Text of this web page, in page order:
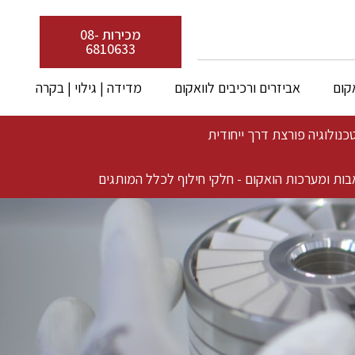
מכירות 08-
6810633
אביזרים ורכיבים לוואקום מדידה | גילוי | בקרה
ומערכות הואקום - חלקי חילוף לכלל המותגים